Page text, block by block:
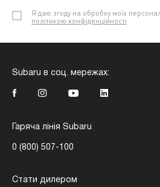
Я даю згоду на обробку моїх
політикою конфіденційності
Subaru в соц. мережах:
Гаряча лінія Subaru
0 (800) 507-100
Стати дилером